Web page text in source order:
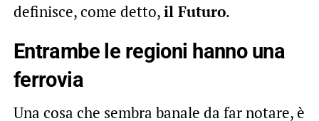
definisce, come detto,il Futuro.
Entrambe le regioni hanno una
ferrovia
Una cosa che sembra banale da far notare, è